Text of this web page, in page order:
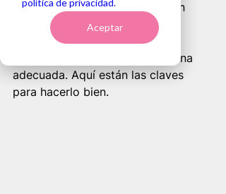
Aceptar
nunca ha sido tan urgente ni tan
difícil. Si bien hay muchos
candidatos, cada vez es más
desafiante encontrar a la persona
adecuada. Aquí están las claves
para hacerlo bien.